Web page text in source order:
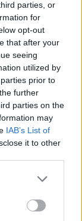
parties, or
for
opt-out
that after your
seeing
utilized by
prior to
further
parties on the
may
IAB’s List of
it to other
more Google
may click to
tags to
των
της.